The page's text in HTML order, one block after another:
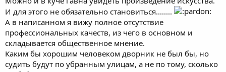
И для этого не обязательно становиться........
А в написанном я вижу полное отсутствие
профессиональных качеств, из чего в основном и
складывается общественное мнение.
Каким бы хорошим человеком дворник не был бы, но
судить будут по убранным улицам, а не по тому, сколько